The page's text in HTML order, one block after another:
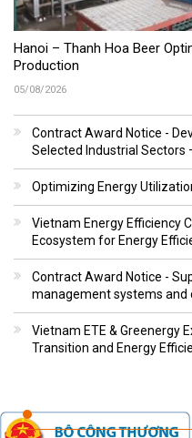
Hanoi – Thanh Hoa Beer
Production
05/08/2026
Contract Award Notice -
Selected Industrial Sectors
Optimizing Energy
Vietnam Energy Efficiency
Ecosystem for Energy
Contract Award Notice -
management systems and
Vietnam ETE & Greenergy
Transition and Energy